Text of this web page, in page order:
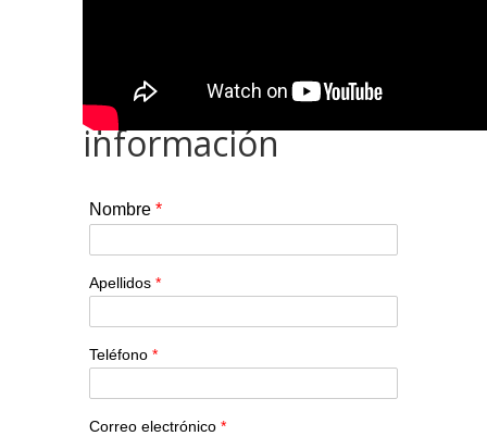
con nosotros si
quieres más
información
Nombre *
Apellidos *
Teléfono *
Correo electrónico *